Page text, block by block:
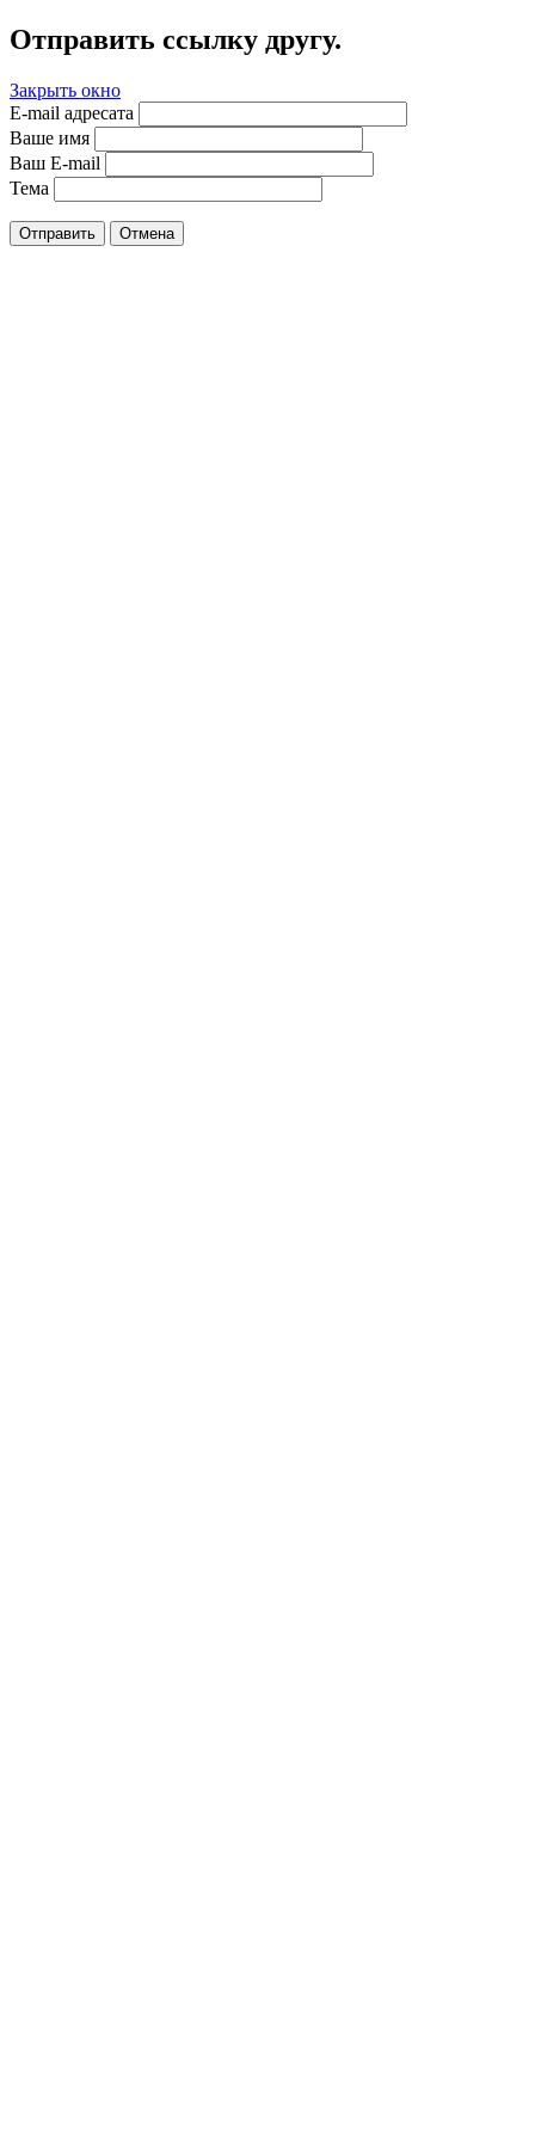
Отправить ссылку другу.
Закрыть окно
E-mail адресата
Ваше имя
Ваш E-mail
Тема
Отправить Отмена